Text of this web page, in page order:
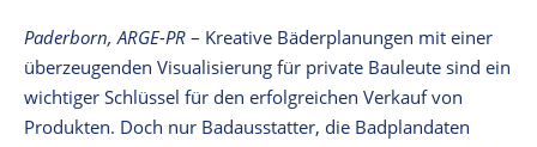
Paderborn, ARGE-PR – Kreative Bäderplanungen mit einer
überzeugenden Visualisierung für private Bauleute sind ein
wichtiger Schlüssel für den erfolgreichen Verkauf von
Produkten. Doch nur Badausstatter, die Badplandaten